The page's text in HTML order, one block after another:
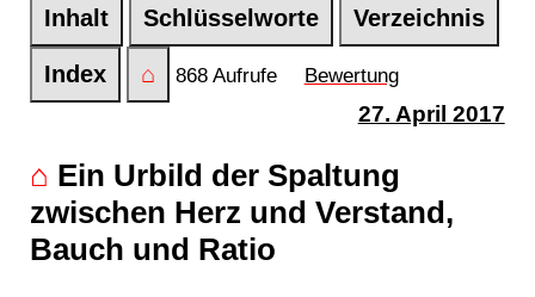
Inhalt Schlüsselworte Verzeichnis
Index ⌂ 868 Aufrufe Bewertung
27. April 2017
⌂ Ein Urbild der Spaltung
zwischen Herz und Verstand,
Bauch und Ratio